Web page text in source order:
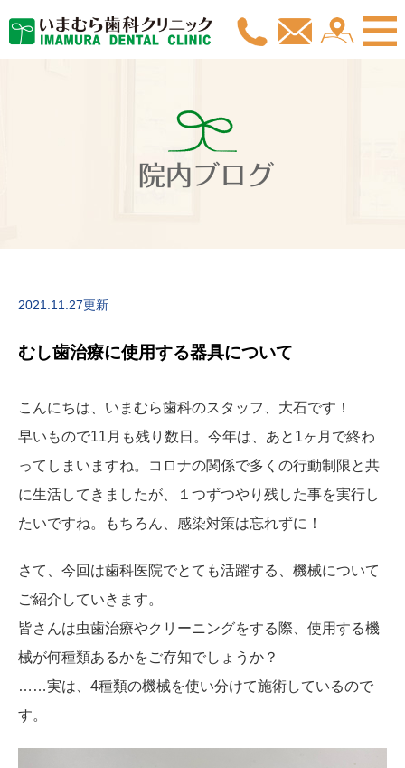
院内ブログ
2021.11.27更新
むし歯治療に使用する器具について
こんにちは、いまむら歯科のスタッフ、大石です！
早いもので11月も残り数日。今年は、あと1ヶ月で終わ
ってしまいますね。コロナの関係で多くの行動制限と共
に生活してきましたが、１つずつやり残した事を実行し
たいですね。もちろん、感染対策は忘れずに！
さて、今回は歯科医院でとても活躍する、機械について
ご紹介していきます。
皆さんは虫歯治療やクリーニングをする際、使用する機
械が何種類あるかをご存知でしょうか？
……実は、4種類の機械を使い分けて施術しているので
す。